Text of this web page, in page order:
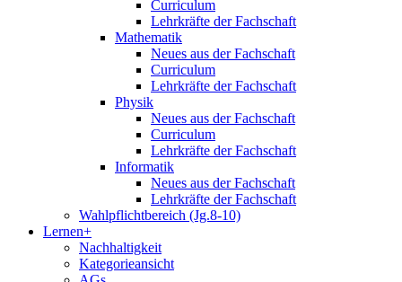
Curriculum
Lehrkräfte der Fachschaft
Mathematik
Neues aus der Fachschaft
Curriculum
Lehrkräfte der Fachschaft
Physik
Neues aus der Fachschaft
Curriculum
Lehrkräfte der Fachschaft
Informatik
Neues aus der Fachschaft
Lehrkräfte der Fachschaft
Wahlpflichtbereich (Jg.8-10)
Lernen+
Nachhaltigkeit
Kategorieansicht